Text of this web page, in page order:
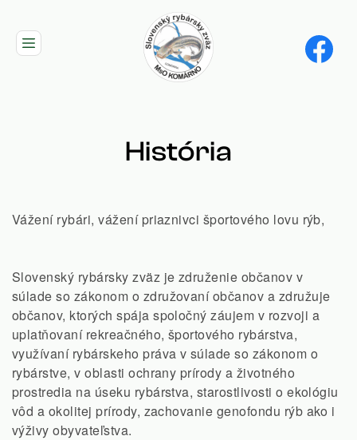
main
História
Vážení rybári, vážení priaznivci športového lovu rýb,
Slovenský rybársky zväz je združenie občanov v
súlade so zákonom o združovaní občanov a združuje
občanov, ktorých spája spoločný záujem v rozvoji a
uplatňovaní rekreačného, športového rybárstva,
využívaní rybárskeho práva v súlade so zákonom o
rybárstve, v oblasti ochrany prírody a životného
prostredia na úseku rybárstva, starostlivosti o ekológiu
vôd a okolitej prírody, zachovanie genofondu rýb ako i
výživy obyvateľstva.